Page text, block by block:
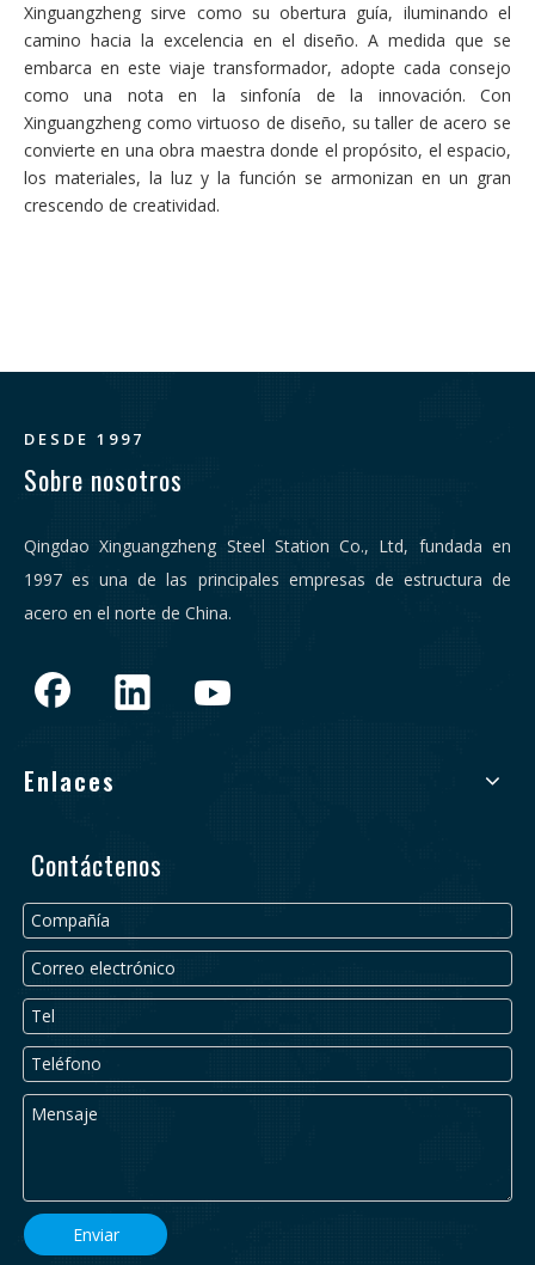
Xinguangzheng sirve como su obertura guía, iluminando el
camino hacia la excelencia en el diseño. A medida que se
embarca en este viaje transformador, adopte cada consejo
como una nota en la sinfonía de la innovación. Con
Xinguangzheng como virtuoso de diseño, su taller de acero se
convierte en una obra maestra donde el propósito, el espacio,
los materiales, la luz y la función se armonizan en un gran
crescendo de creatividad.
DESDE 1997
Sobre nosotros
Qingdao Xinguangzheng Steel Station Co., Ltd, fundada en
1997 es una de las principales empresas de estructura de
acero en el norte de China.
Enlaces
Contáctenos
Enviar